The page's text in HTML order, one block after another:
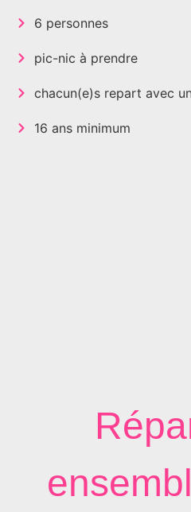
6 personnes
pic-nic à prendre
chacun(e)s repart avec
16 ans minimum